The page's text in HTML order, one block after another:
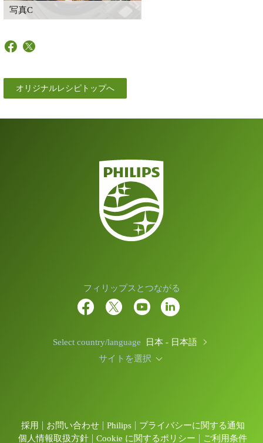
写真C
オリジナルレシピトップへ
フィリップスとつながる
Select country/language
日本 - 日本語
サイトを選択
採用 お問い合わせ Philips
プライバシーに関する通知
個人情報取扱方針
Cookie に関するポリシー ご利用条件